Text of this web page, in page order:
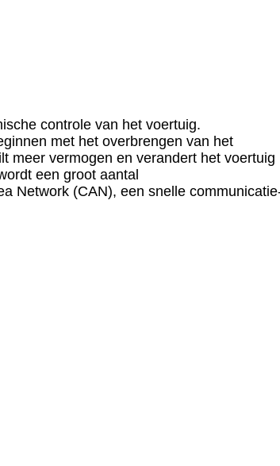
controle van het voertuig.
met het overbrengen van het
meer vermogen en verandert het voertuig
een groot aantal
Network (CAN), een snelle